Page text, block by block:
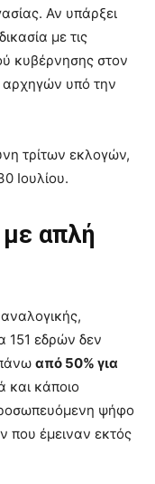
Αν υπάρξει
με τις
κυβέρνησης στον
αρχηγών υπό την
τρίτων εκλογών,
Ιουλίου.
με απλή
151 εδρών δεν
από 50% για
και κάποιο
ψήφο
που έμειναν εκτός